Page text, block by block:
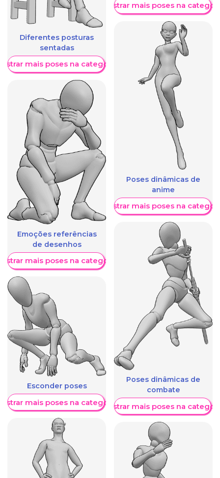
Diferentes posturas
sentadas
mais poses na categoria
Emoções referências
de desenhos
mais poses na categoria
Esconder poses
mais poses na categoria
Mostrar mais poses na
Poses dinâmicas de
anime
Mostrar mais poses na
Poses dinâmicas de
combate
Mostrar mais poses na